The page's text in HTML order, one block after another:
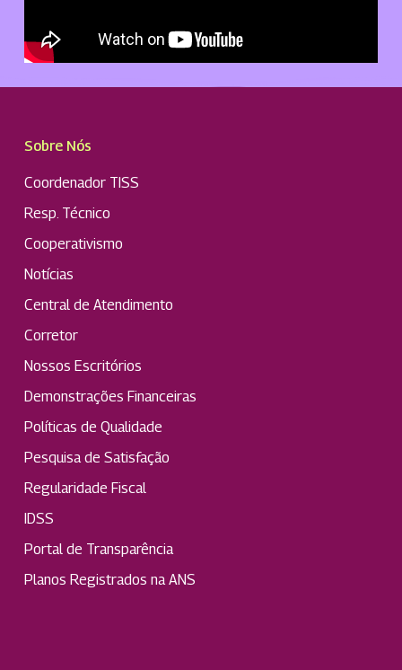
Sobre Nós
Coordenador TISS
Resp. Técnico
Cooperativismo
Notícias
Central de Atendimento
Corretor
Nossos Escritórios
Demonstrações Financeiras
Políticas de Qualidade
Pesquisa de Satisfação
Regularidade Fiscal
IDSS
Portal de Transparência
Planos Registrados na ANS